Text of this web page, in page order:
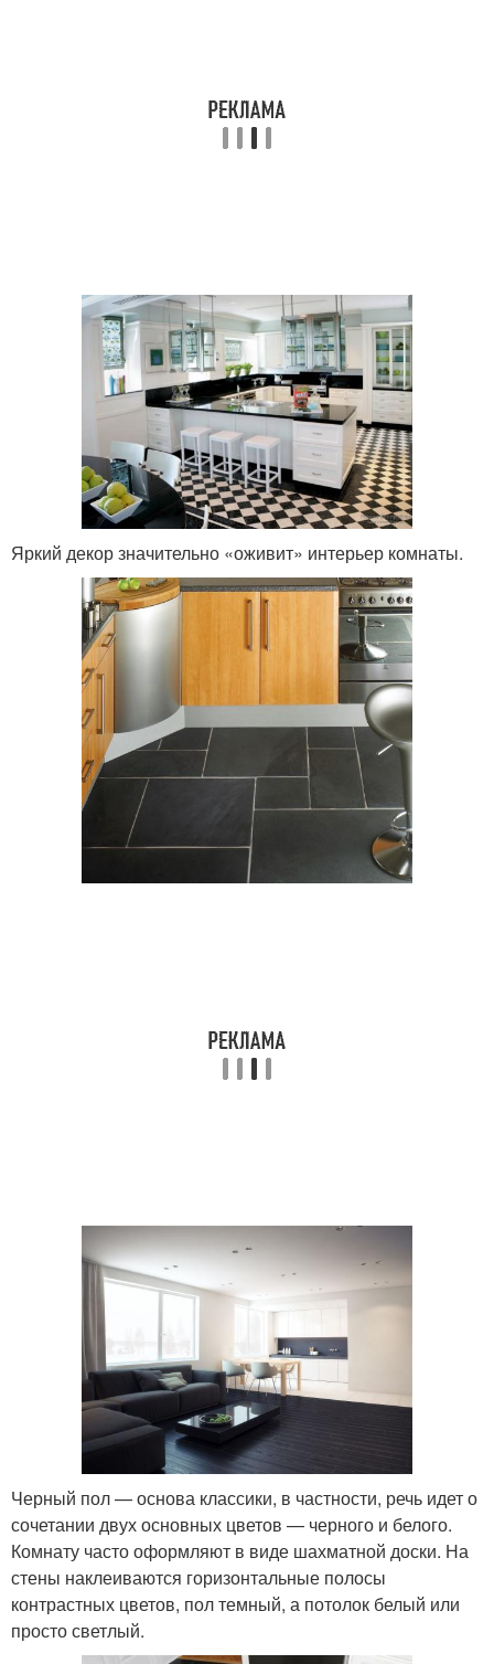
Яркий декор значительно «оживит» интерьер комнаты.
Черный пол — основа классики, в частности, речь идет о
сочетании двух основных цветов — черного и белого.
Комнату часто оформляют в виде шахматной доски. На
стены наклеиваются горизонтальные полосы
контрастных цветов, пол темный, а потолок белый или
просто светлый.